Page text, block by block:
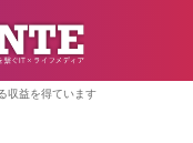
収益を得ています